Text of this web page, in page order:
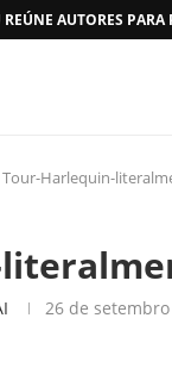
AUTORES PARA
Tour-Harlequin-
26 de